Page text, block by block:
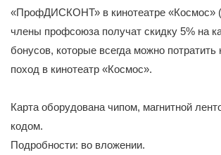
«ПрофДИСКОНТ» в кинотеатре «Космос»
члены профсоюза получат скидку 5% на
бонусов, которые всегда можно потратить
поход в кинотеатр «Космос».
Карта оборудована чипом, магнитной
кодом.
Подробности: во вложении.